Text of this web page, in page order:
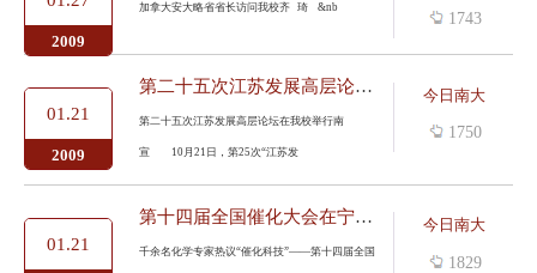
2009
1743
加拿大安大略省省长访问我校齐 琦 &nb
01.21
2009
今日南大
1750
第二十五次江苏发展高层论坛在我校举行
第二十五次江苏发展高层论坛在我校举行南
宣 10月21日，第25次“江苏发
01.21
今日南大
1829
第十四届全国催化大会在宁召开
千余名化学专家热议“催化科技”——第十四届全国